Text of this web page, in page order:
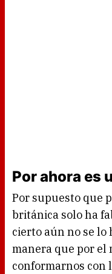
Por ahora es
Por supuesto que
británica solo ha
cierto aún no se lo
manera que por el
conformarnos con